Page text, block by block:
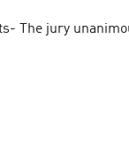
The jury